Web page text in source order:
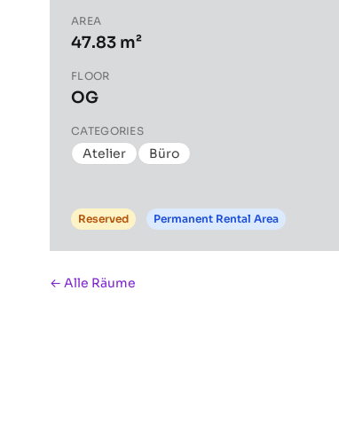
AREA
47.83 m²
FLOOR
OG
CATEGORIES
Atelier Büro
Reserved Permanent Rental Area
← Alle Räume